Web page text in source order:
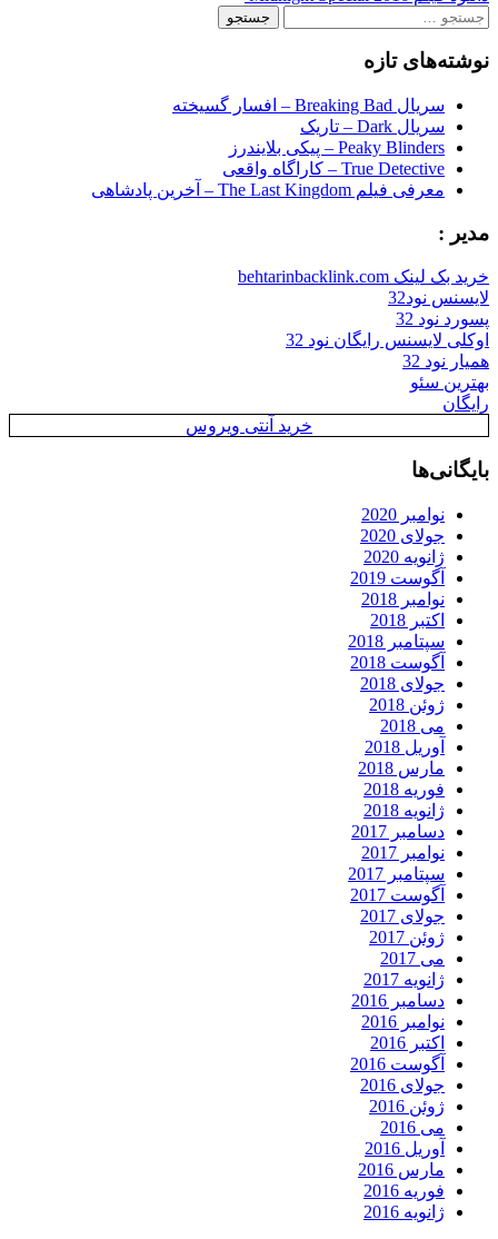
navigation
جستجو
نوشته‌های تازه
سریال Breaking Bad – افسار گسیخته
سریال Dark – تاریک
Peaky Blinders – پیکی بلایندرز
True Detective – کاراگاه واقعی
معرفی فیلم The Last Kingdom – آخرین پادشاهی
مدیر :
خرید بک لینک behtarinbacklink.com
لایسنس نود32
پسورد نود 32
اوکلی لایسنس رایگان نود 32
همیار نود 32
بهترین سئو
رایگان
خرید آنتی ویروس
بایگانی‌ها
نوامبر 2020
جولای 2020
ژانویه 2020
آگوست 2019
نوامبر 2018
اکتبر 2018
سپتامبر 2018
آگوست 2018
جولای 2018
ژوئن 2018
می 2018
آوریل 2018
مارس 2018
فوریه 2018
ژانویه 2018
دسامبر 2017
نوامبر 2017
سپتامبر 2017
آگوست 2017
جولای 2017
ژوئن 2017
می 2017
ژانویه 2017
دسامبر 2016
نوامبر 2016
اکتبر 2016
آگوست 2016
جولای 2016
ژوئن 2016
می 2016
آوریل 2016
مارس 2016
فوریه 2016
ژانویه 2016